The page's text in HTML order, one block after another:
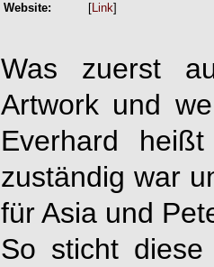
Website:
[Link]
Was zuerst
Artwork und
Everhard
zuständig war
für Asia und
So sticht diese